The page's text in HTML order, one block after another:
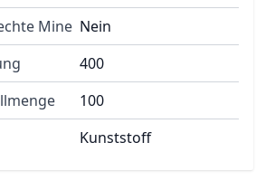
Mine Nein
400
100
Kunststoff